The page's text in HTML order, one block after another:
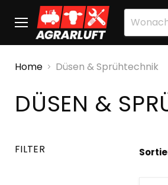
Menü
Home Düsen & Sprühtechnik
DÜSEN &
FILTER